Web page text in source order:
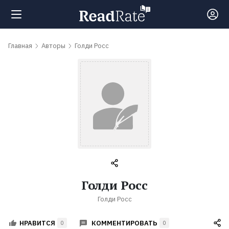
Поиск
Главная Авторы Голди Росс
Голди Росс
Голди Росс
НРАВИТСЯ 0 КОММЕНТИРОВАТЬ 0